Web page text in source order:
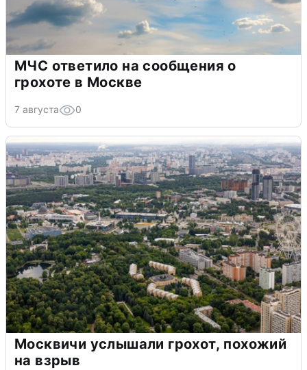
МЧС ответило на сообщения о
грохоте в Москве
7 августа 0
Москвичи услышали грохот, похожий
на взрыв